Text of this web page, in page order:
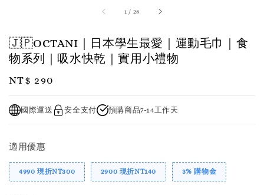
1 / 28
🇯🇵OCTANI｜日本學生最愛｜運動毛巾｜食
物系列｜吸水快乾｜實用小禮物
Regular
NT$ 290
國際運送 安全支付 預購商品7-14工作天
適用優惠
4990 現折NT300 2900 現折NT140 3% 購物金